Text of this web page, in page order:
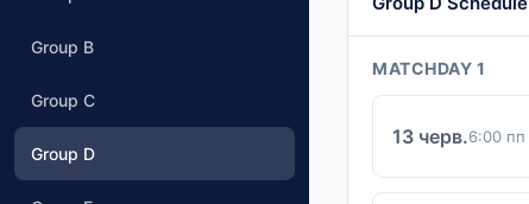
Group B
Group C
Group D
MATCHDAY 1
13 черв.6:00 пп